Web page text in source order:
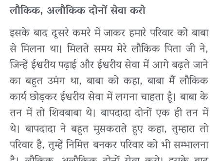
लौकिक, अलौकिक दोनों सेवा करो
इसके बाद दूसरे कमरे में जाकर हमारे परिवार को बाबा
से मिलना था। मिलते समय मेरे लौकिक पिता जी ने,
जिन्हें ईश्वरीय पढ़ाई और ईश्वरीय सेवा में आगे बढ़ते जाने
का बहुत उमंग था, बाबा को कहा, बाबा मैं लौकिक
कार्य छोड़कर ईश्वरीय सेवा में लगना चाहता हूँ। बाबा के
तन में तो शिवबाबा थे। बापदादा दोनों एक ही तन में
थे। बापदादा ने बहुत मुसकराते हुए कहा, तुम्हारा तो
परिवार है, तुम्हें निमित्त बनकर परिवार को भी सम्भालना